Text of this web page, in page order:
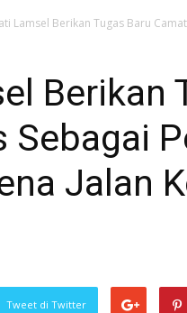
Lamsel Berikan Tugas Baru
Berikan
Sebagai
Jalan
Tweet di Twitter